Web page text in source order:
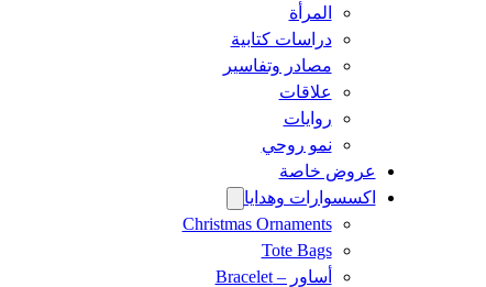
المرأة
دراسات كتابية
مصادر وتفاسير
علاقات
روايات
نمو روحي
عروض خاصة
اكسسوارات وهدايا
Christmas Ornaments
Tote Bags
أساور – Bracelet